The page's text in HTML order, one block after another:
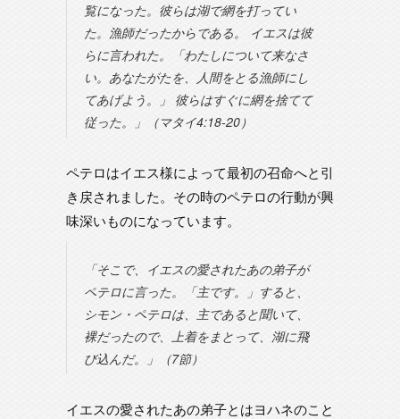
覧になった。彼らは湖で網を打ってい
た。漁師だったからである。 イエスは彼
らに言われた。「わたしについて来なさ
い。あなたがたを、人間をとる漁師にし
てあげよう。」 彼らはすぐに網を捨てて
従った。」（マタイ4:18-20）
ペテロはイエス様によって最初の召命へと引
き戻されました。その時のペテロの行動が興
味深いものになっています。
「そこで、イエスの愛されたあの弟子が
ペテロに言った。「主です。」すると、
シモン・ペテロは、主であると聞いて、
裸だったので、上着をまとって、湖に飛
び込んだ。」（7節）
イエスの愛されたあの弟子とはヨハネのこと